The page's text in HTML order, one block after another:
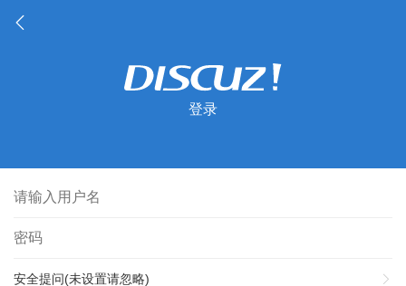
登录
安全提问(未设置请忽略)